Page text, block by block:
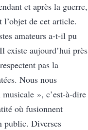
et après la guerre,
l’objet de cet article.
amateurs a-t-il pu
existe aujourd’hui près
pas la
Nous nous
», c’est-à-dire
où fusionnent
public. Diverses